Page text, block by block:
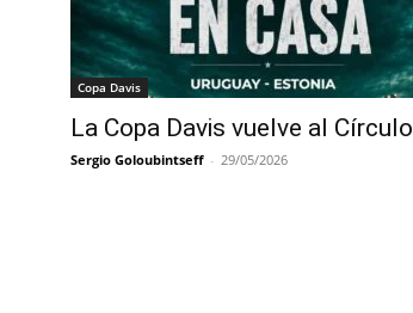
Copa Davis
La Copa Davis vuelve al Círculo
Sergio Goloubintseff - 29/05/2026